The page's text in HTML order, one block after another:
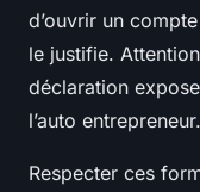
d’ouvrir un
le justifie.
déclaration
l’auto entrepreneur.
Respecter ces